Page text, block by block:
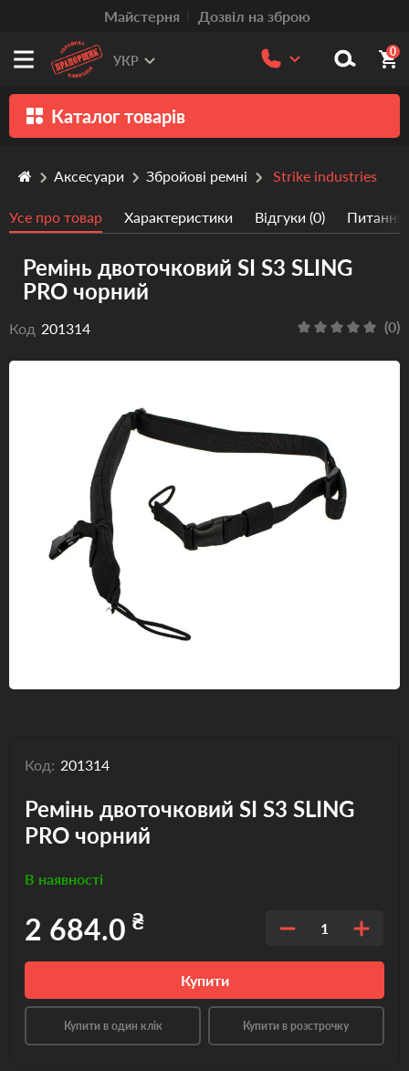
Mайстерня Дозвіл на зброю
УКР
0
Каталог товарів
Травматична зброя
Пістолети та револьвери
Оптика
Тюнінг
Релоадінг патронів
Одяг та взуття
Дрони (БПЛА)
Подарункові Сертифікати
Аксесуари Збройові ремні Strike industries
Усе про товар Характеристики Відгуки (0)
Ремінь двоточковий SI S3 SLING
PRO чорний
Код 201314 (0)
Код: 201314
Ремінь двоточковий SI S3 SLING
PRO чорний
В наявності
2 684.0 ₴ 1
Купити
Купити в один клік Купити в розстрочку